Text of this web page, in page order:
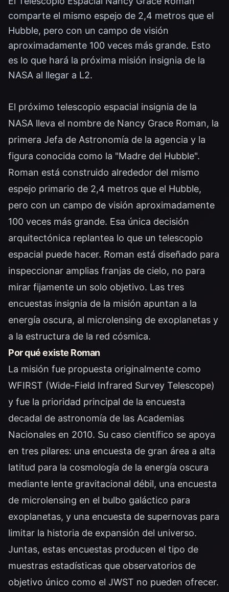
comparte el mismo espejo de 2,4 metros que el
Hubble, pero con un campo de visión
aproximadamente 100 veces más grande. Esto
es lo que hará la próxima misión insignia de la
NASA al llegar a L2.
El próximo telescopio espacial insignia de la
NASA lleva el nombre de Nancy Grace Roman, la
primera Jefa de Astronomía de la agencia y la
figura conocida como la "Madre del Hubble".
Roman está construido alrededor del mismo
espejo primario de 2,4 metros que el Hubble,
pero con un campo de visión aproximadamente
100 veces más grande. Esa única decisión
arquitectónica replantea lo que un telescopio
espacial puede hacer. Roman está diseñado para
inspeccionar amplias franjas de cielo, no para
mirar fijamente un solo objetivo. Las tres
encuestas insignia de la misión apuntan a la
energía oscura, al microlensing de exoplanetas y
a la estructura de la red cósmica.
Por qué existe Roman
La misión fue propuesta originalmente como
WFIRST (Wide-Field Infrared Survey Telescope)
y fue la prioridad principal de la encuesta
decadal de astronomía de las Academias
Nacionales en 2010. Su caso científico se apoya
en tres pilares: una encuesta de gran área a alta
latitud para la cosmología de la energía oscura
mediante lente gravitacional débil, una encuesta
de microlensing en el bulbo galáctico para
exoplanetas, y una encuesta de supernovas para
limitar la historia de expansión del universo.
Juntas, estas encuestas producen el tipo de
muestras estadísticas que observatorios de
objetivo único como el JWST no pueden ofrecer.